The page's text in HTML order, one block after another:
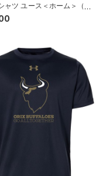
ャツ ユース＜ホーム＞（ベ
ル/BOYS）